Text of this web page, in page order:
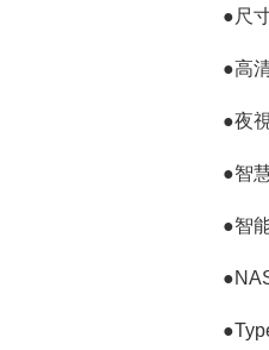
●尺
●高
●夜
●智
●智